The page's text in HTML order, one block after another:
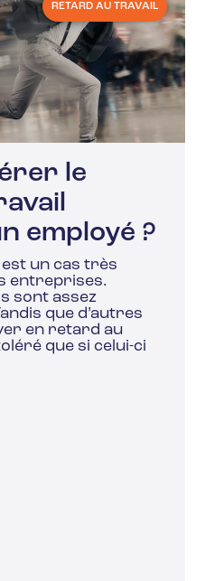
RETARD AU TRAVAIL
le
employé ?
un cas très
entreprises.
sont assez
que d’autres
en retard au
que si celui-ci